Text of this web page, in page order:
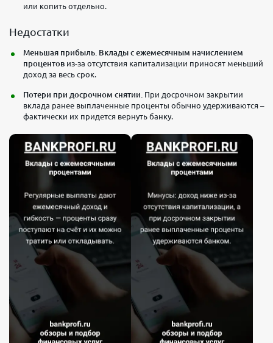
или копить отдельно.
Недостатки
Меньшая прибыль. Вклады с ежемесячным начислением
процентов из-за отсутствия капитализации приносят меньший
доход за весь срок.
Потери при досрочном снятии. При досрочном закрытии
вклада ранее выплаченные проценты обычно удерживаются –
фактически их придется вернуть банку.